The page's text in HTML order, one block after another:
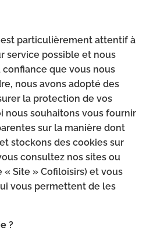
est particulièrement attentif à
service possible et nous
que vous nous
nous avons adopté des
la protection de vos
nous souhaitons vous fournir
sur la manière dont
stockons des cookies sur
consultez nos sites ou
Site » Cofiloisirs) et vous
vous permettent de les
?